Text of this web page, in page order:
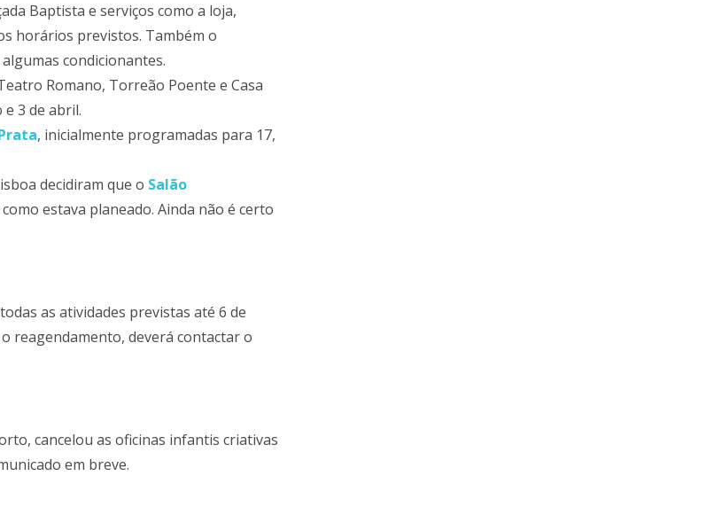
Baptista e serviços como a loja,
horários previstos. Também o
condicionantes.
Romano, Torreão Poente e Casa
3 de abril.
, inicialmente programadas para 17,
decidiram que o Salão
estava planeado. Ainda não é certo
as atividades previstas até 6 de
reagendamento, deverá contactar o
cancelou as oficinas infantis criativas
em breve.